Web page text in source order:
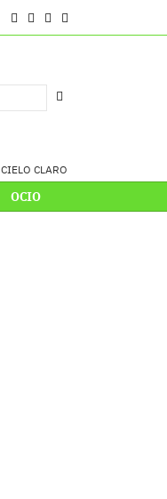
CIELO CLARO
OCIO